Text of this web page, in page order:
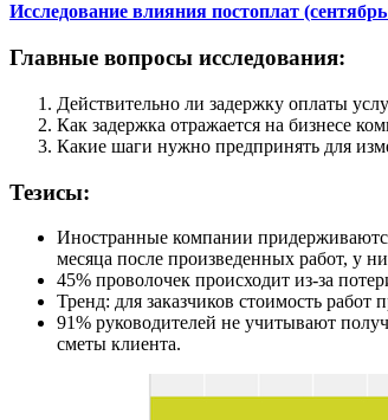
Исследование влияния постоплат
Главные вопросы исследования:
Действительно ли задержку оплаты
Как задержка отражается на бизнесе
Какие шаги нужно предпринять для
Тезисы:
Иностранные компании
месяца после произведенных работ, у
45% проволочек происходит из-за
Тренд: для заказчиков стоимость
91% руководителей не учитывают
сметы клиента.